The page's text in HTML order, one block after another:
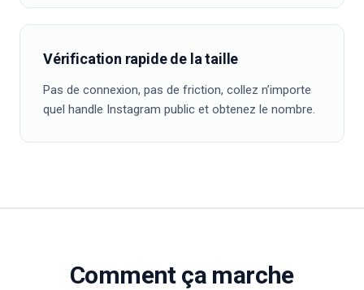
Vérification rapide de la taille
Pas de connexion, pas de friction, collez n’importe
quel handle Instagram public et obtenez le nombre.
Comment ça marche